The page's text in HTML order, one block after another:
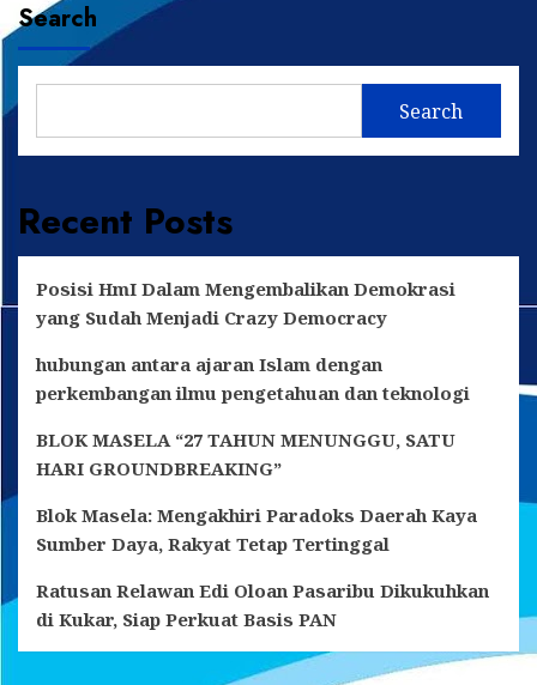
Search
Search
Recent Posts
Posisi HmI Dalam Mengembalikan Demokrasi
yang Sudah Menjadi Crazy Democracy
hubungan antara ajaran Islam dengan
perkembangan ilmu pengetahuan dan teknologi
BLOK MASELA “27 TAHUN MENUNGGU, SATU
HARI GROUNDBREAKING”
Blok Masela: Mengakhiri Paradoks Daerah Kaya
Sumber Daya, Rakyat Tetap Tertinggal
Ratusan Relawan Edi Oloan Pasaribu Dikukuhkan
di Kukar, Siap Perkuat Basis PAN